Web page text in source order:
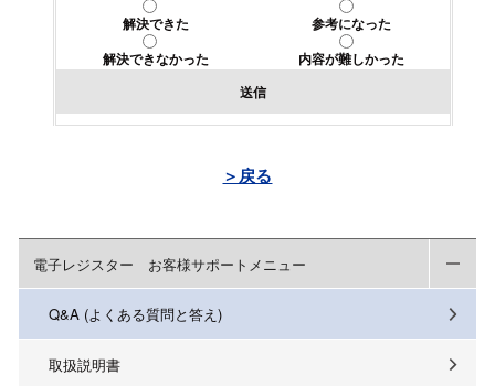
解決できた
参考になった
解決できなかった
内容が難しかった
送信
＞戻る
電子レジスター お客様サポートメニュー
Q&A (よくある質問と答え)
取扱説明書